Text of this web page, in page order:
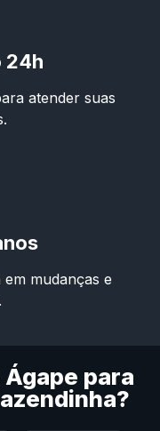
24h
atender suas
em mudanças e
para